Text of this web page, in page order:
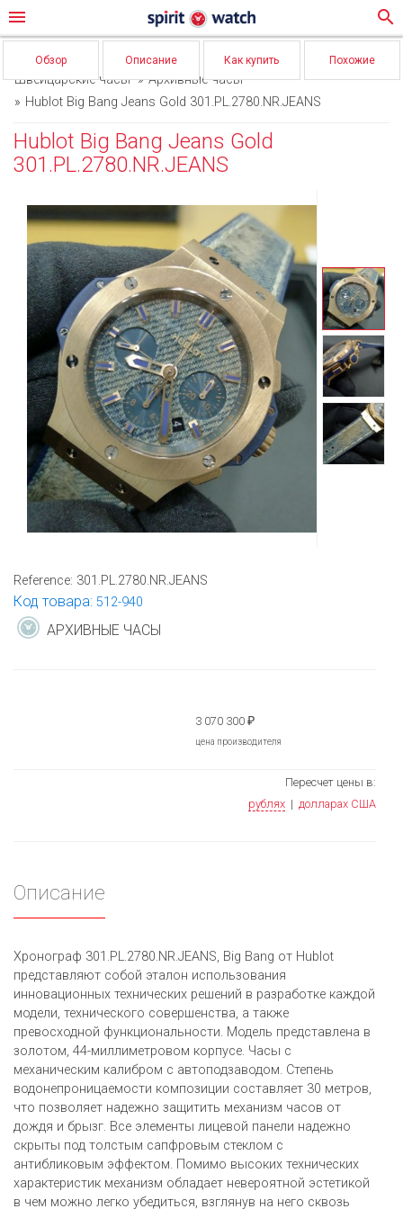
menu search
Обзор Описание Как купить Похожие
Швейцарские часы
Архивные часы
Hublot Big Bang Jeans Gold 301.PL.2780.NR.JEANS
Hublot Big Bang Jeans Gold
301.PL.2780.NR.JEANS
Reference: 301.PL.2780.NR.JEANS
Код товара: 512-940
АРХИВНЫЕ ЧАСЫ
3 070 300 ₽
цена производителя
Пересчет цены в:
рублях | долларах США
Описание
Хронограф 301.PL.2780.NR.JEANS, Big Bang от Hublot
представляют собой эталон использования
инновационных технических решений в разработке каждой
модели, технического совершенства, а также
превосходной функциональности. Модель представлена в
золотом, 44-миллиметровом корпусе. Часы с
механическим калибром с автоподзаводом. Степень
водонепроницаемости композиции составляет 30 метров,
что позволяет надежно защитить механизм часов от
дождя и брызг. Все элементы лицевой панели надежно
скрыты под толстым сапфровым стеклом с
антибликовым эффектом. Помимо высоких технических
характеристик механизм обладает невероятной эстетикой
в чем можно легко убедиться, взглянув на него сквозь